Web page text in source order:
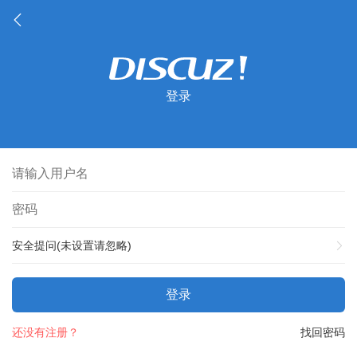
登录
安全提问(未设置请忽略)
登录
找回密码
还没有注册？